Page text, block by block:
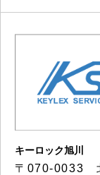
キーロック旭川
〒070-0033